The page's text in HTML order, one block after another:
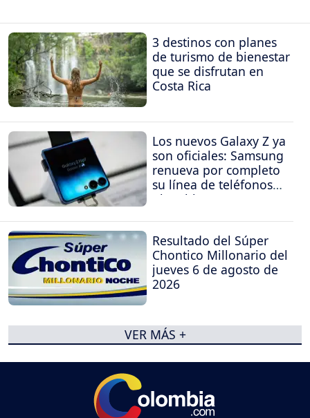
3 destinos con planes
de turismo de bienestar
que se disfrutan en
Costa Rica
Los nuevos Galaxy Z ya
son oficiales: Samsung
renueva por completo
su línea de teléfonos
plegables
Resultado del Súper
Chontico Millonario del
jueves 6 de agosto de
2026
VER MÁS +